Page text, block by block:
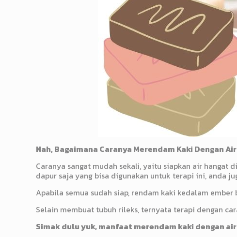
Nah, Bagaimana Caranya Merendam Kaki Dengan
Caranya sangat mudah sekali, yaitu siapkan air hangat
dapur saja yang bisa digunakan untuk terapi ini, anda
Apabila semua sudah siap, rendam kaki kedalam
Selain membuat tubuh rileks, ternyata terapi dengan
Simak dulu yuk, manfaat merendam kaki dengan